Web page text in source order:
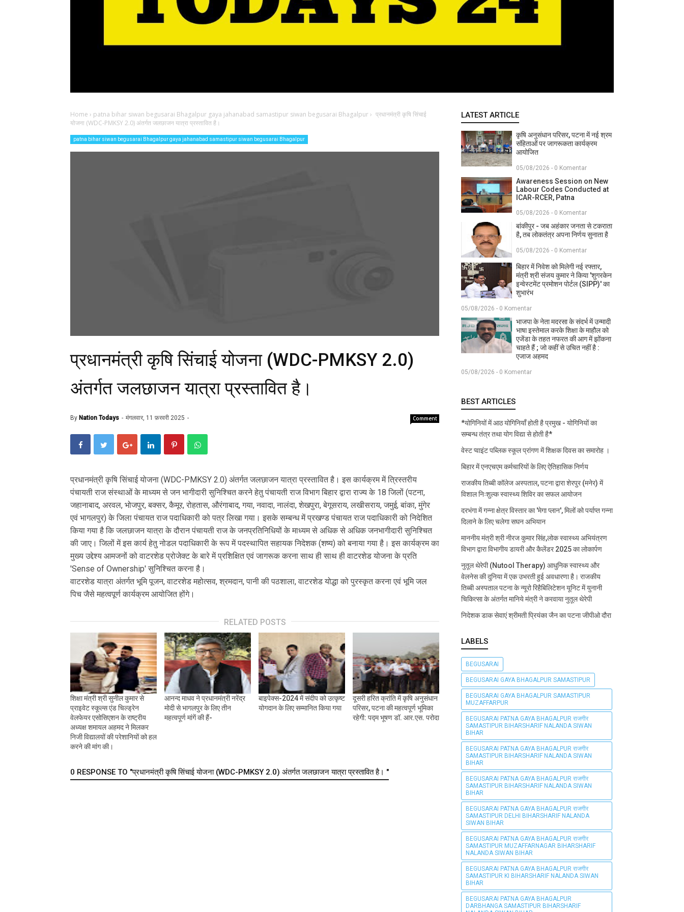
Home › patna bihar siwan begusarai Bhagalpur gaya jahanabad samastipur siwan begusarai Bhagalpur› प्रधानमंत्री कृषि सिंचाई
योजना (WDC-PMKSY 2.0) अंतर्गत जलछाजन यात्रा प्रस्तावित है।
patna bihar siwan begusarai Bhagalpur gaya jahanabad samastipur siwan begusarai Bhagalpur
प्रधानमंत्री कृषि सिंचाई योजना (WDC-PMKSY 2.0)
अंतर्गत जलछाजन यात्रा प्रस्तावित है।
By Nation Todays मंगलवार, 11 फ़रवरी 2025 Comment
प्रधानमंत्री कृषि सिंचाई योजना (WDC-PMKSY 2.0) अंतर्गत जलछाजन यात्रा प्रस्तावित है। इस कार्यक्रम में त्रिस्तरीय
पंचायती राज संस्थाओं के माध्यम से जन भागीदारी सुनिश्चित करने हेतु पंचायती राज विभाग बिहार द्वारा राज्य के 18 जिलों (पटना,
जहानाबाद, अरवल, भोजपुर, बक्सर, कैमूर, रोहतास, औरंगाबाद, गया, नवादा, नालंदा, शेखपुरा, बेगूसराय, लखीसराय, जमुई, बांका, मुंगेर
एवं भागलपुर) के जिला पंचायत राज पदाधिकारी को पत्र लिखा गया। इसके सम्बन्ध में प्रखण्ड पंचायत राज पदाधिकारी को निदेशित
किया गया है कि जलछाजन यात्रा के दौरान पंचायती राज के जनप्रतिनिधियों के माध्यम से अधिक से अधिक जनभागीदारी सुनिश्चित
की जाए। जिलों में इस कार्य हेतु नोडल पदाधिकारी के रूप में पदस्थापित सहायक निदेशक (शष्य) को बनाया गया है। इस कार्यक्रम का
मुख्य उद्देश्य आमजनों को वाटरशेड प्रोजेक्ट के बारे में प्रशिक्षित एवं जागरूक करना साथ ही साथ ही वाटरशेड योजना के प्रति
'Sense of Ownership' सुनिश्चित करना है।
वाटरशेड यात्रा अंतर्गत भूमि पूजन, वाटरशेड महोत्सव, श्रमदान, पानी की पठशाला, वाटरशेड योद्धा को पुरस्कृत करना एवं भूमि जल
पिच जैसे महत्वपूर्ण कार्यक्रम आयोजित होंगे।
RELATED POSTS
शिक्षा मंत्री श्री सुनील कुमार से
प्राइवेट स्कूल्स एंड चिल्ड्रेन
वेलफेयर एसोसिएशन के राष्ट्रीय
अध्यक्ष शमायल अहमद ने मिलकर
निजी विद्यालयों की परेशानियों को हल
करने की मांग की।
आनन्द माधव ने प्रधानमंत्री नरेंद्र
मोदी से भागलपुर के लिए तीन
महत्वपूर्ण मांगें की हैं-
बाइपेक्स-2024 में संदीप को उत्कृष्ट
योगदान के लिए सम्मानित किया गया
दूसरी हरित क्रांति में कृषि अनुसंधान
परिसर, पटना की महत्वपूर्ण भूमिका
रहेगी: पद्म भूषण डॉ. आर.एस. परोदा
0 RESPONSE TO "प्रधानमंत्री कृषि सिंचाई योजना (WDC-PMKSY 2.0) अंतर्गत जलछाजन यात्रा प्रस्तावित है। "
LATEST ARTICLE
कृषि अनुसंधान परिसर, पटना में नई श्रम
संहिताओं पर जागरूकता कार्यक्रम
आयोजित
05/08/2026 - 0 Komentar
Awareness Session on New
Labour Codes Conducted at
ICAR-RCER, Patna
05/08/2026 - 0 Komentar
बांकीपुर - जब अहंकार जनता से टकराता
है, तब लोकतंत्र अपना निर्णय सुनाता है
05/08/2026 - 0 Komentar
बिहार में निवेश को मिलेगी नई रफ्तार,
मंत्री श्री संजय कुमार ने किया 'शुगरकेन
इन्वेस्टमेंट प्रमोशन पोर्टल (SIPP)' का
शुभारंभ
05/08/2026 - 0 Komentar
भाजपा के नेता मदरसा के संदर्भ में उन्मादी
भाषा इस्तेमाल करके शिक्षा के माहौल को
एजेंडा के तहत नफरत की आग में झोंकना
चाहते हैं ; जो कहीं से उचित नहीं है :
एजाज अहमद
05/08/2026 - 0 Komentar
BEST ARTICLES
*योगिनियों में आठ योगिनियाँ होती है प्रमुख - योगिनियों का
सम्बन्ध तंत्र तथा योग विद्या से होती है*
वेस्ट प्वाइंट पब्लिक स्कूल प्रांगण में शिक्षक दिवस का समारोह ।
बिहार में एनएचएम कर्मचारियों के लिए ऐतिहासिक निर्णय
राजकीय तिब्बी कॉलेज अस्पताल, पटना द्वारा शेरपुर (मनेर) में
विशाल निःशुल्क स्वास्थ्य शिविर का सफल आयोजन
दरभंगा में गन्ना क्षेत्र विस्तार का 'मेगा प्लान', मिलों को पर्याप्त गन्ना
दिलाने के लिए चलेगा सघन अभियान
माननीय मंत्री श्री नीरज कुमार सिंह,लोक स्वास्थ्य अभियंत्रण
विभाग द्वारा विभागीय डायरी और कैलेंडर 2025 का लोकार्पण
नुतूल थेरेपी (Nutool Therapy) आधुनिक स्वास्थ्य और
वेलनेस की दुनिया में एक उभरती हुई अवधारणा है। राजकीय
तिब्बी अस्पताल पटना के न्यूरो रिहैबिलिटेशन यूनिट में युनानी
चिकित्सा के अंतर्गत मानिये मंत्री ने करवाया नुतूल थेरेपी
निदेशक डाक सेवाएं श्रीमती प्रियंका जैन का पटना जीपीओ दौरा
LABELS
BEGUSARAI
BEGUSARAI GAYA BHAGALPUR SAMASTIPUR
BEGUSARAI GAYA BHAGALPUR SAMASTIPUR
MUZAFFARPUR
BEGUSARAI PATNA GAYA BHAGALPUR राजगीर
SAMASTIPUR BIHARSHARIF NALANDA SIWAN
BIHAR
BEGUSARAI PATNA GAYA BHAGALPUR राजगीर
SAMASTIPUR BIHARSHARIF NALANDA SIWAN
BIHAR
BEGUSARAI PATNA GAYA BHAGALPUR राजगीर
SAMASTIPUR BIHARSHARIF NALANDA SIWAN
BIHAR
BEGUSARAI PATNA GAYA BHAGALPUR राजगीर
SAMASTIPUR DELHI BIHARSHARIF NALANDA
SIWAN BIHAR
BEGUSARAI PATNA GAYA BHAGALPUR राजगीर
SAMASTIPUR MUZAFFARNAGAR BIHARSHARIF
NALANDA SIWAN BIHAR
BEGUSARAI PATNA GAYA BHAGALPUR राजगीर
SAMASTIPUR KI BIHARSHARIF NALANDA SIWAN
BIHAR
BEGUSARAI PATNA GAYA BHAGALPUR
DARBHANGA SAMASTIPUR BIHARSHARIF